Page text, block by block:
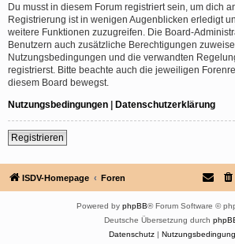
Du musst in diesem Forum registriert sein, um dich
Registrierung ist in wenigen Augenblicken erledigt
weitere Funktionen zuzugreifen. Die Board-
Benutzern auch zusätzliche Berechtigungen
Nutzungsbedingungen und die verwandten
registrierst. Bitte beachte auch die jeweiligen
diesem Board bewegst.
Nutzungsbedingungen | Datenschutzerklärung
Registrieren
ISDV-Homepage Foren
Powered by phpBB® Forum Software ©
Deutsche Übersetzung durch
Datenschutz|